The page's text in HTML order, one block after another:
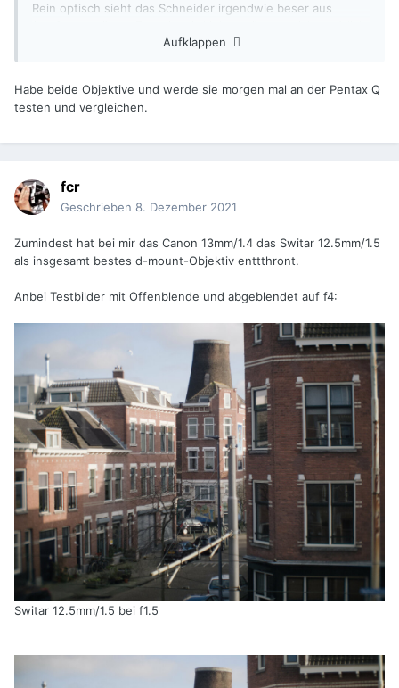
Rein optisch sieht das Schneider irgendwie beser aus
das Kern (weil eben Kern, und weil kleiner). Zwei Fragen:
gibt es einen Schärfe-Gewinner?
2. Das Switar hat für Super 8 wohl einen zu kleinen Bildkreis
Aufklappen
Habe beide Objektive und werde sie morgen mal an der Pentax Q
testen und vergleichen.
fcr
Geschrieben 8. Dezember 2021
Zumindest hat bei mir das Canon 13mm/1.4 das Switar 12.5mm/1.5
als insgesamt bestes d-mount-Objektiv enttthront.
Anbei Testbilder mit Offenblende und abgeblendet auf f4:
Switar 12.5mm/1.5 bei f1.5